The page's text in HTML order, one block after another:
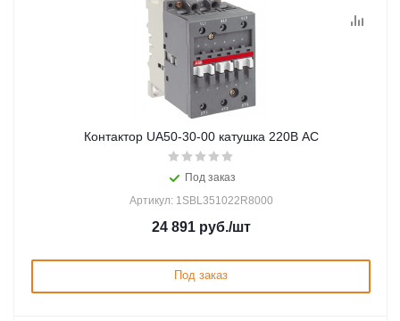
Контактор UA50-30-00 катушка 220В AC
Под заказ
Артикул: 1SBL351022R8000
24 891руб./шт
Под заказ